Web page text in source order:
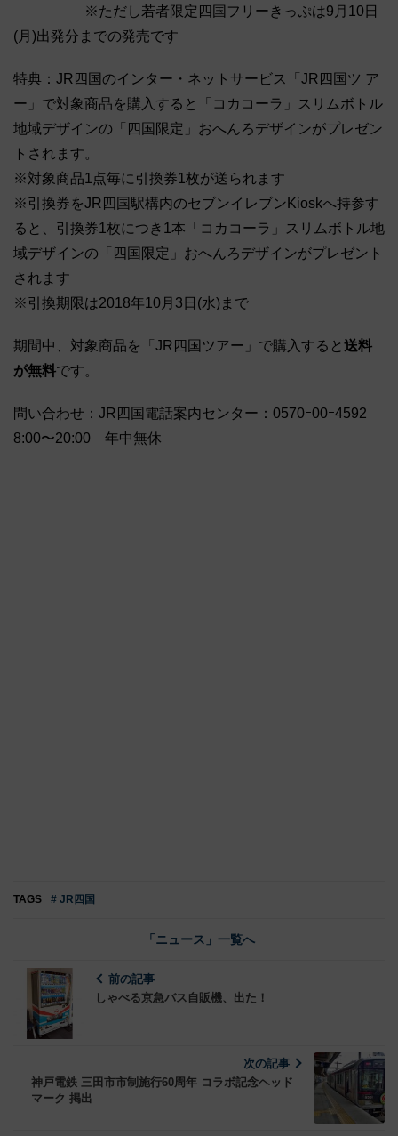
※ただし若者限定四国フリーきっぷは9月10日
(月)出発分までの発売です
特典：JR四国のインター・ネットサービス「JR四国ツ ア
ー」で対象商品を購入すると「コカコーラ」スリムボトル
地域デザインの「四国限定」おへんろデザインがプレゼン
トされます。
※対象商品1点毎に引換券1枚が送られます
※引換券をJR四国駅構内のセブンイレブンKioskへ持参す
ると、引換券1枚につき1本「コカコーラ」スリムボトル地
域デザインの「四国限定」おへんろデザインがプレゼント
されます
※引換期限は2018年10月3日(水)まで
期間中、対象商品を「JR四国ツアー」で購入すると 送料
が無料です。
問い合わせ：JR四国電話案内センター：0570ｰ00ｰ4592
8:00〜20:00 年中無休
TAGS # JR四国
「ニュース」一覧へ
前の記事
しゃべる京急バス自販機、出た！
次の記事
神戸電鉄 三田市市制施行60周年 コラボ記念ヘッド
マーク 掲出